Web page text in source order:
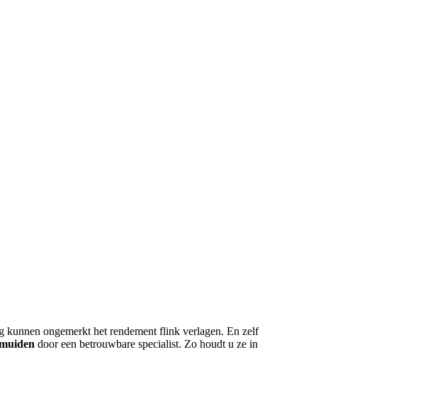
kunnen ongemerkt het rendement flink verlagen. En zelf
door een betrouwbare specialist. Zo houdt u ze in